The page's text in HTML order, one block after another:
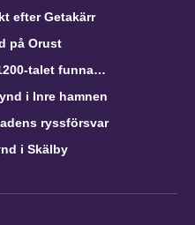
efter Getakärr
på Orust
talet funna…
i Inre hamnen
ryssförsvar
i Skälby